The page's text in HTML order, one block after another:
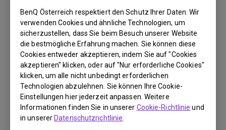
BenQ Österreich respektiert den Schutz Ihrer Daten. Wir
verwenden Cookies und ähnliche Technologien, um
sicherzustellen, dass Sie beim Besuch unserer Website
die bestmögliche Erfahrung machen. Sie können diese
Cookies entweder akzeptieren, indem Sie auf "Cookies
akzeptieren" klicken, oder auf "Nur erforderliche Cookies"
klicken, um alle nicht unbedingt erforderlichen
Technologien abzulehnen. Sie können Ihre Cookie-
Einstellungen hier jederzeit anpassen. Weitere
Informationen finden Sie in unserer Cookie-Richtlinie und
in unsererDatenschutzrichtlinie
Keine passenden Videos